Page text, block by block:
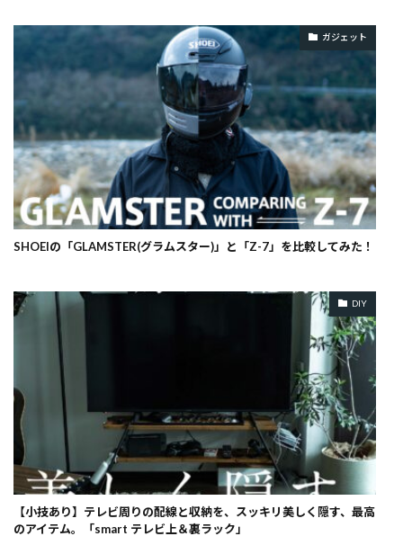
ガジェット
SHOEIの「GLAMSTER(グラムスター)」と「Z-7」を比較してみた！
DIY
【小技あり】テレビ周りの配線と収納を、スッキリ美しく隠す、最高
のアイテム。「smart テレビ上＆裏ラック」